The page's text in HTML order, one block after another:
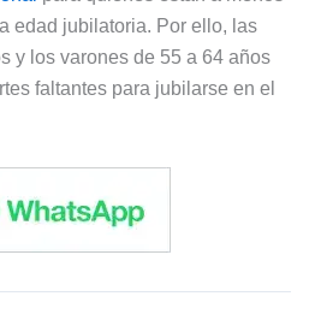
edad jubilatoria. Por ello, las
y los varones de 55 a 64 años
faltantes para jubilarse en el